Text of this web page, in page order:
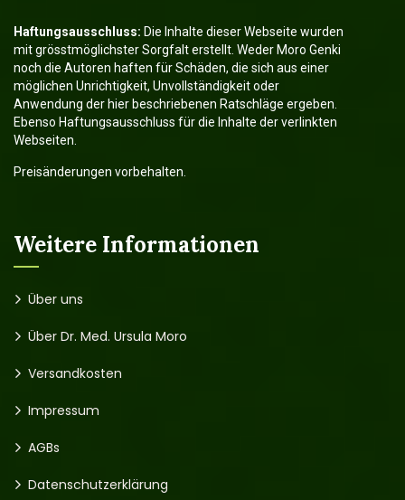
Haftungsausschluss: Die Inhalte dieser Webseite wurden
mit grösstmöglichster Sorgfalt erstellt. Weder Moro Genki
noch die Autoren haften für Schäden, die sich aus einer
möglichen Unrichtigkeit, Unvollständigkeit oder
Anwendung der hier beschriebenen Ratschläge ergeben.
Ebenso Haftungsausschluss für die Inhalte der verlinkten
Webseiten.
Preisänderungen vorbehalten.
Weitere Informationen
Über uns
Über Dr. Med. Ursula Moro
Versandkosten
Impressum
AGBs
Datenschutzerklärung